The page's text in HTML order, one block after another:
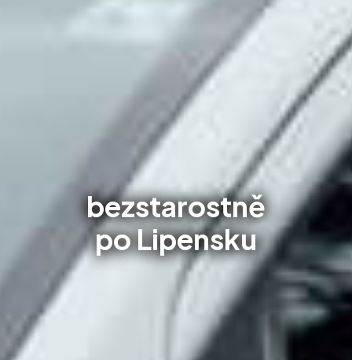
bezstarostně
po Lipensku